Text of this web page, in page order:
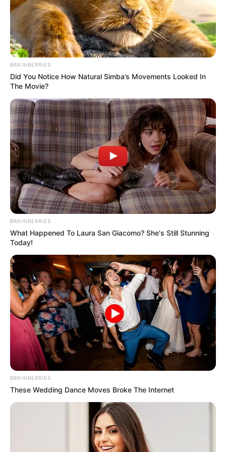
interrumpidos por la lesión que sufrióGermán Cano
y que
lo obligó a dejar el terreno de juego y por la incomodidad
física que sintióDidier Moreno.
Fue hasta el minuto 90+5 queJonathan Marulandale dio
el triunfo al rojo de
de Adrián Arregui dentro del área y con un sutil remate de
derecha decretó el 1-0 final.
De esta manera,Medellínsentenció su clasificación a
semifinales de la Copa Águilay espera por el vencedor de
la serie entreDeportivo Pereira y Deportivo Pasto.
COMPARTIR
ALERTA BOGOTÁ EN GOOGLE NEWS
TEMAS RELACIONADOS
FÚTBOL COLOMBIANO
COPA BETPLAY
DEPORTES
NACIONALES
MANTÉNGASE EN ALERTA
Tenemos todas las noticias que le
interesan. Para estar bien informado, por
favor, active las notificaciones de Alerta.
ACTIVAR AHORA
TEMAS DESTACADOS
BRAINBERRIES
Did You Notice How Natural Simba’s Movements Looked In
The Movie?
BRAINBERRIES
What Happened To Laura San Giacomo? She's Still Stunning
Today!
BRAINBERRIES
These Wedding Dance Moves Broke The Internet